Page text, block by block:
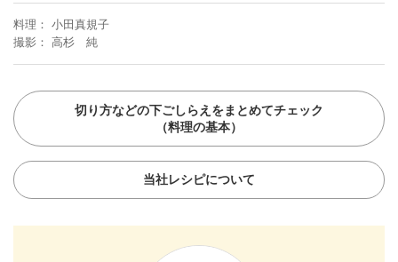
料理
小田真規子
撮影
高杉 純
切り方などの下ごしらえをまとめてチェック
（料理の基本）
当社レシピについて